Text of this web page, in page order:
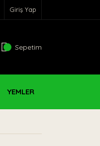
Giriş Yap
Sepetim
YEMLER